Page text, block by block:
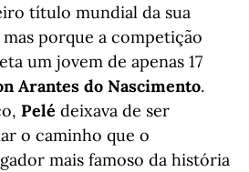
título mundial da sua
porque a competição
um jovem de apenas 17
Arantes do Nascimento.
Pelé deixava de ser
o caminho que o
mais famoso da história